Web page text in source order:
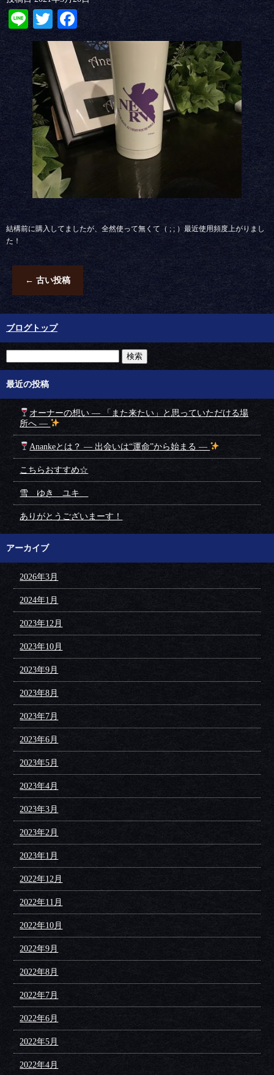
LineTwitterFacebook
結構前に購入してましたが、全然使って無くて（ ; ; ）最近使用頻度上がりまし
た！
← 古い投稿
ブログトップ
最近の投稿
オーナーの想い ― 「また来たい」と思っていただける場
所へ ―
Anankeとは？ ― 出会いは“運命”から始まる ―
こちらおすすめ☆
雪 ゆき ユキ
ありがとうございまーす！
アーカイブ
2026年3月
2024年1月
2023年12月
2023年10月
2023年9月
2023年8月
2023年7月
2023年6月
2023年5月
2023年4月
2023年3月
2023年2月
2023年1月
2022年12月
2022年11月
2022年10月
2022年9月
2022年8月
2022年7月
2022年6月
2022年5月
2022年4月